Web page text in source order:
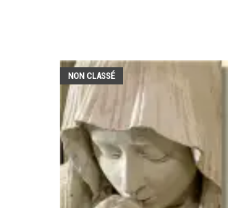
NON CLASSÉ